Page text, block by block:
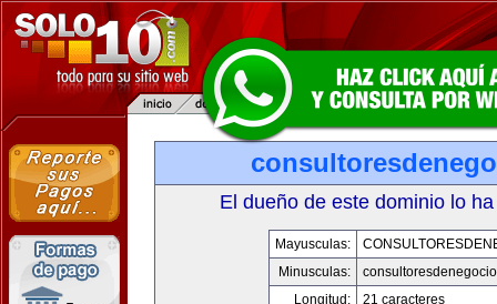
El dueño de este dominio lo
Mayusculas:
Minusculas:
Longitud:
21 caracteres